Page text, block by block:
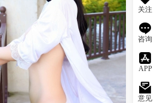
关注
咨询
APP
意见